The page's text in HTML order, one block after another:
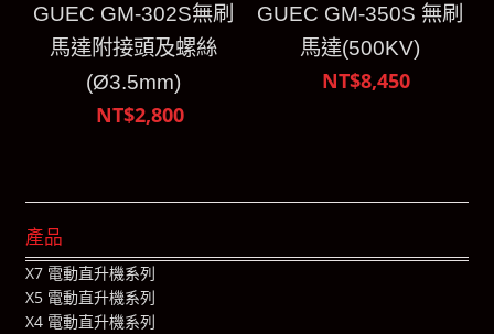
GUEC GM-302S無刷
馬達附接頭及螺絲
(Ø3.5mm)
NT$2,800
GUEC GM-350S 無刷
馬達(500KV)
NT$8,450
產品
X7 電動直升機系列
X5 電動直升機系列
X4 電動直升機系列